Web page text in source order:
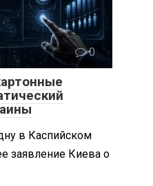
0
в Каспийском
заявление Киева о